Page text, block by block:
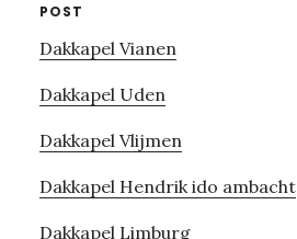
POST
Dakkapel Vianen
Dakkapel Uden
Dakkapel Vlijmen
Dakkapel Hendrik ido ambacht
Dakkapel Limburg